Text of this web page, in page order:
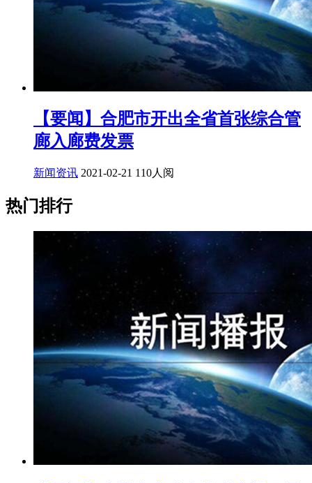
【要闻】合肥市开出全省首张综合管
廊入廊费发票
新闻资讯 2021-02-21 110人阅
热门排行